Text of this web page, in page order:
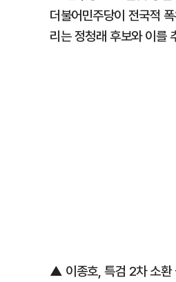
더불어민주당이 전국적
리는 정청래 후보와 이를
▲ 이종호, 특검 2차 소환